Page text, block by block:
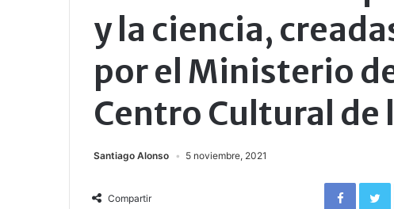
y la ciencia,
por el Ministerio
Centro Cultural de
Santiago Alonso 5 noviembre, 2021
Compartir